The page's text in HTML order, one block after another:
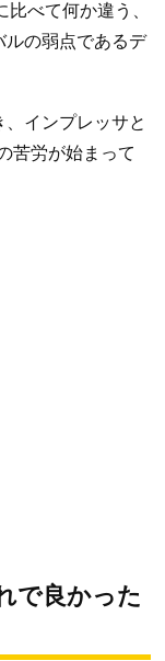
べて何か違う、
ルの弱点であるデ
インプレッサと
苦労が始まって
で良かった